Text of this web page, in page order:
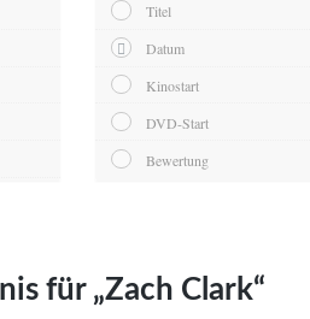
Titel
Datum
Kinostart
DVD-Start
Bewertung
für „Zach Clark“